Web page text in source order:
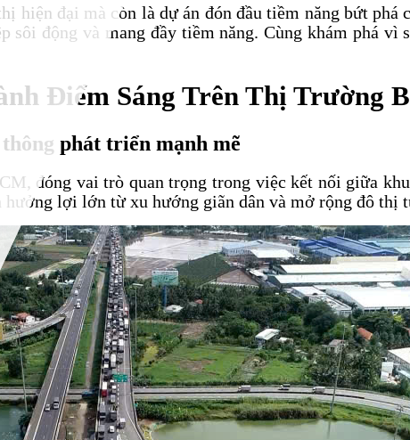
hiện đại mà còn là dự án đón đầu tiềm năng bứt phá
sôi động và mang đầy tiềm năng. Cùng khám phá
Điểm Sáng Trên Thị Trường
phát triển mạnh mẽ
đóng vai trò quan trọng trong việc kết nối giữa
lợi lớn từ xu hướng giãn dân và mở rộng đô thị